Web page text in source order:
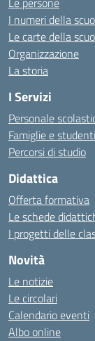
I numeri della
Le carte della
Organizzazione
La storia
I Servizi
Personale
Famiglie e studenti
Percorsi di studio
Didattica
Offerta formativa
Le schede
I progetti delle
Novità
Le notizie
Le circolari
Calendario eventi
Albo online